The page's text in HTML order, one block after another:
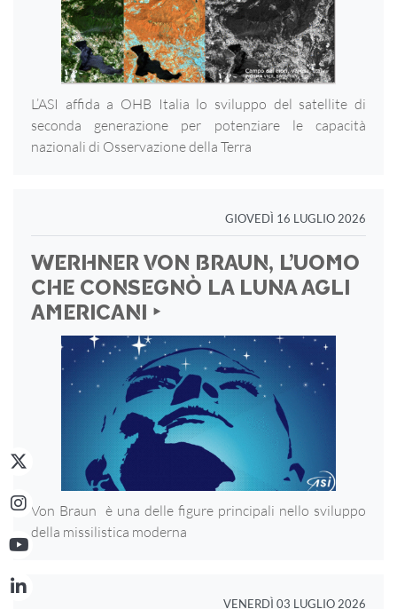
L’ASI affida a OHB Italia lo sviluppo del satellite di
seconda generazione per potenziare le capacità
nazionali di Osservazione della Terra
GIOVEDÌ 16 LUGLIO 2026
WERHNER VON BRAUN, L’UOMO
CHE CONSEGNÒ LA LUNA AGLI
AMERICANI ‣
Von Braun è una delle figure principali nello sviluppo
della missilistica moderna
VENERDÌ 03 LUGLIO 2026